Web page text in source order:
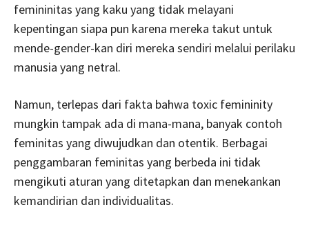
femininitas yang kaku yang tidak melayani
kepentingan siapa pun karena mereka takut untuk
mende-gender-kan diri mereka sendiri melalui perilaku
manusia yang netral.
Namun, terlepas dari fakta bahwa toxic femininity
mungkin tampak ada di mana-mana, banyak contoh
feminitas yang diwujudkan dan otentik. Berbagai
penggambaran feminitas yang berbeda ini tidak
mengikuti aturan yang ditetapkan dan menekankan
kemandirian dan individualitas.